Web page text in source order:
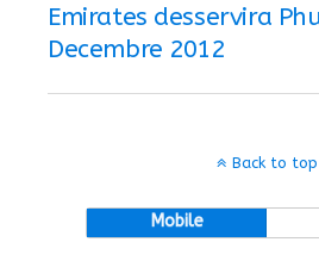
Emirates desservira
Decembre 2012
Back to top
Mobile